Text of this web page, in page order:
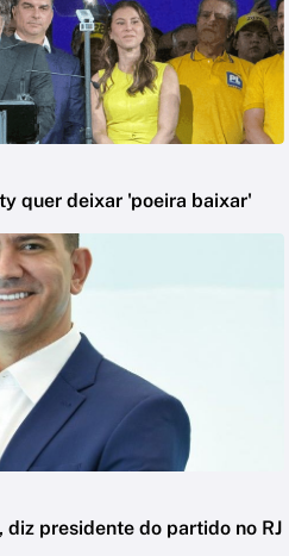
quer deixar 'poeira baixar'
diz presidente do partido no RJ